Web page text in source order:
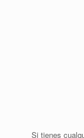
Si tienes